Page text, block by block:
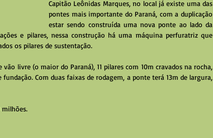
Capitão Leônidas Marques, no local já existe uma das
pontes mais importante do Paraná, com a duplicação
estar sendo construída uma nova ponte ao lado da
e pilares, nessa construção há uma máquina perfuratriz que
os pilares de sustentação.
Com duas faixas de rodagem, a ponte terá 13m de largura,